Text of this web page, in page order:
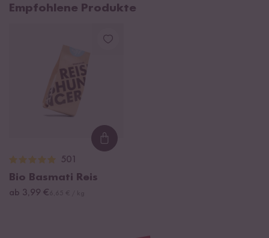
Empfohlene Produkte
Loading...
501
Bio Basmati Reis
ab 3,99 €